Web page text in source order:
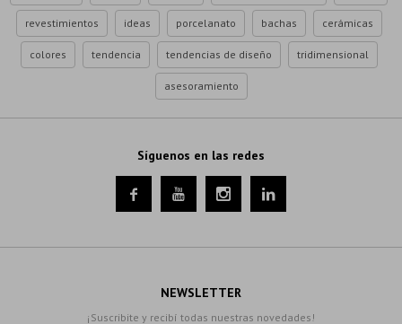
revestimientos ideas porcelanato bachas cerámicas
colores tendencia tendencias de diseño tridimensional
asesoramiento
Síguenos en las redes
   
NEWSLETTER
¡Suscribite y recibí todas nuestras novedades!